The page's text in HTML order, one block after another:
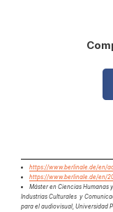
https://www.berlinale.de/en/
https://www.berlinale.de/en/
Máster en Ciencias Humanas
Industrias Culturales y
para el audiovisual, Universidad